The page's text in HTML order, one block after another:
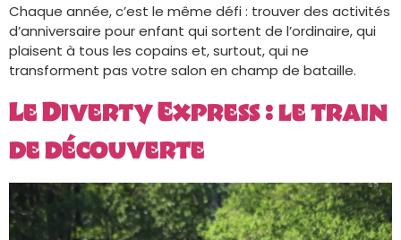
Chaque année, c’est le même défi : trouver des activités
d’anniversaire pour enfant qui sortent de l’ordinaire, qui
plaisent à tous les copains et, surtout, qui ne
transforment pas votre salon en champ de bataille.
Le Diverty Express : le train
de découverte